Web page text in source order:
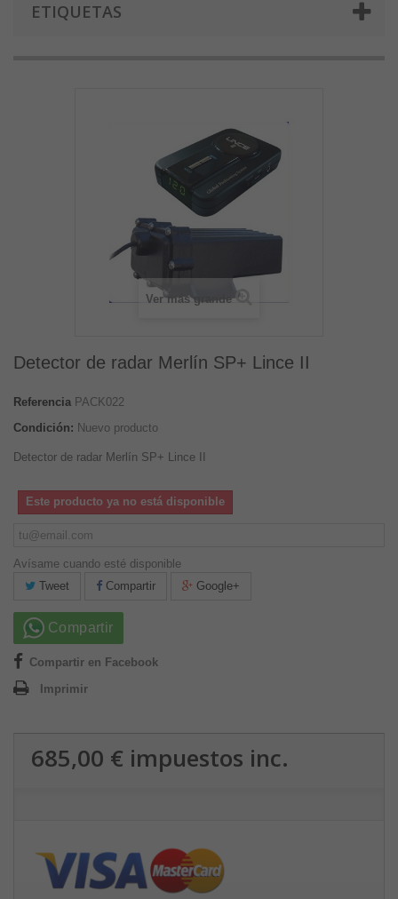
ETIQUETAS
Ver más grande
Detector de radar Merlín SP+ Lince II
Referencia PACK022
Condición: Nuevo producto
Detector de radar Merlín SP+ Lince II
Este producto ya no está disponible
Avísame cuando esté disponible
Tweet
Compartir Google+
Compartir
Compartir en Facebook
Imprimir
685,00 € impuestos inc.